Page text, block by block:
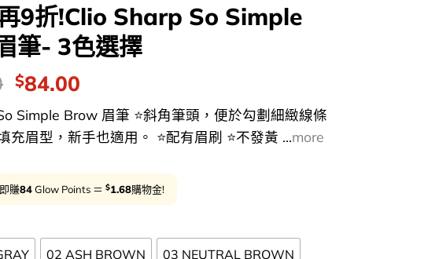
9折!Clio Sharp So Simple
筆- 3色選擇
Original
was:
$140.00.
$84.00Current
price
is:
$84.00.
Simple Brow 眉筆 ⭐斜角筆頭，便於勾劃細緻線條
充眉型，新手也適用。 ⭐配有眉刷 ⭐不發黃 ...more
賺84Glow Points ＝ $1.68購物金!
02 ASH BROWN 03 NEUTRAL BROWN